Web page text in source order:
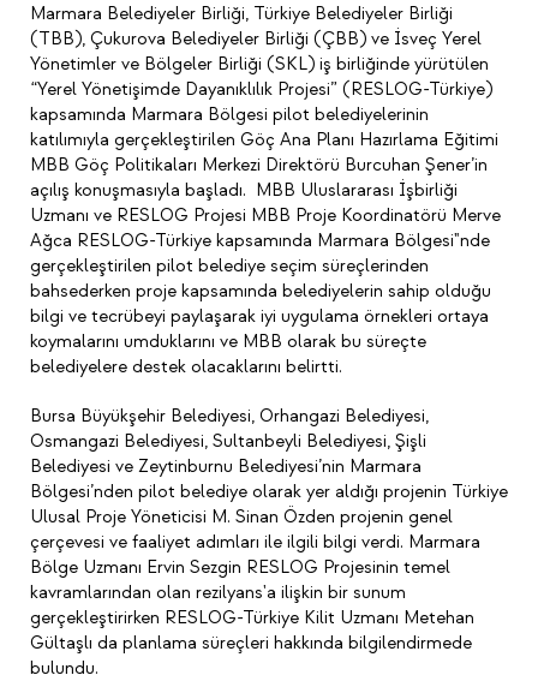
Marmara Belediyeler Birliği, Türkiye Belediyeler Birliği
(TBB), Çukurova Belediyeler Birliği (ÇBB) ve İsveç Yerel
Yönetimler ve Bölgeler Birliği (SKL) iş birliğinde yürütülen
“Yerel Yönetişimde Dayanıklılık Projesi” (RESLOG-Türkiye)
kapsamında Marmara Bölgesi pilot belediyelerinin
katılımıyla gerçekleştirilen Göç Ana Planı Hazırlama Eğitimi
MBB Göç Politikaları Merkezi Direktörü Burcuhan Şener’in
açılış konuşmasıyla başladı. MBB Uluslararası İşbirliği
Uzmanı ve RESLOG Projesi MBB Proje Koordinatörü Merve
Ağca RESLOG-Türkiye kapsamında Marmara Bölgesi"nde
gerçekleştirilen pilot belediye seçim süreçlerinden
bahsederken proje kapsamında belediyelerin sahip olduğu
bilgi ve tecrübeyi paylaşarak iyi uygulama örnekleri ortaya
koymalarını umduklarını ve MBB olarak bu süreçte
belediyelere destek olacaklarını belirtti.
Bursa Büyükşehir Belediyesi, Orhangazi Belediyesi,
Osmangazi Belediyesi, Sultanbeyli Belediyesi, Şişli
Belediyesi ve Zeytinburnu Belediyesi’nin Marmara
Bölgesi’nden pilot belediye olarak yer aldığı projenin Türkiye
Ulusal Proje Yöneticisi M. Sinan Özden projenin genel
çerçevesi ve faaliyet adımları ile ilgili bilgi verdi. Marmara
Bölge Uzmanı Ervin Sezgin RESLOG Projesinin temel
kavramlarından olan rezilyans'a ilişkin bir sunum
gerçekleştirirken RESLOG-Türkiye Kilit Uzmanı Metehan
Gültaşlı da planlama süreçleri hakkında bilgilendirmede
bulundu.